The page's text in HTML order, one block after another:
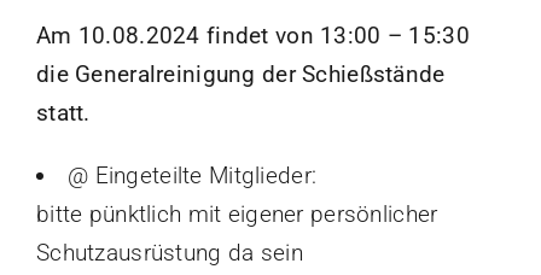
Am 10.08.2024 findet von 13:00 – 15:30
die Generalreinigung der Schießstände
statt.
@ Eingeteilte Mitglieder:
bitte pünktlich mit eigener persönlicher
Schutzausrüstung da sein